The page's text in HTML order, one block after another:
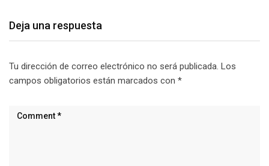
Deja una respuesta
Tu dirección de correo electrónico no será publicada. Los
campos obligatorios están marcados con *